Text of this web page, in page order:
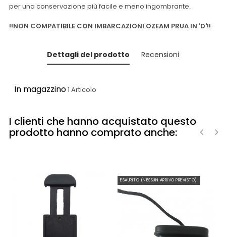
per una conservazione più facile e meno ingombrante.
!!NON COMPATIBILE CON IMBARCAZIONI OZEAM PRUA IN 'D'!!
Dettagli del prodotto Recensioni
In magazzino1 Articolo
I clienti che hanno acquistato questo
prodotto hanno comprato anche:
ESAURITO (NESSUN ARRIVO PREVISTO)